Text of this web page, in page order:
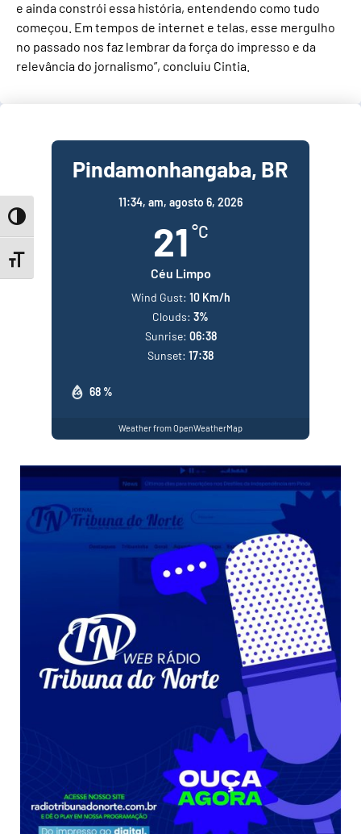
Toggle High Contrast
Toggle Font size
e ainda constrói essa história, entendendo como tudo
começou. Em tempos de internet e telas, esse mergulho
no passado nos faz lembrar da força do impresso e da
relevância do jornalismo”, concluiu Cintia.
Pindamonhangaba, BR
11:34, am, agosto 6, 2026
21 °C
Céu Limpo
68 %
Wind Gust: 10 Km/h
Clouds: 3%
Sunrise: 06:38
Sunset: 17:38
Weather from OpenWeatherMap